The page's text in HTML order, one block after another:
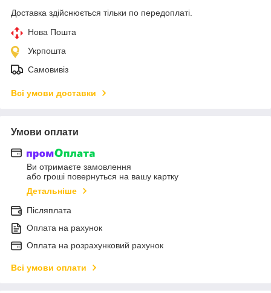
Доставка здійснюється тільки по передоплаті.
Нова Пошта
Укрпошта
Самовивіз
Всі умови доставки
Умови оплати
Ви отримаєте замовлення
або гроші повернуться на вашу картку
Детальніше
Післяплата
Оплата на рахунок
Оплата на розрахунковий рахунок
Всі умови оплати